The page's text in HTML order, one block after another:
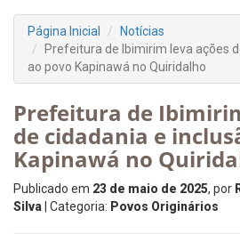
Página Inicial
Notícias
Prefeitura de Ibimirim leva ações
ao povo Kapinawá no Quiridalho
Prefeitura de
de cidadania e
Kapinawá no
Publicado em 23 de maio de 2025, por
Silva | Categoria: Povos Originários